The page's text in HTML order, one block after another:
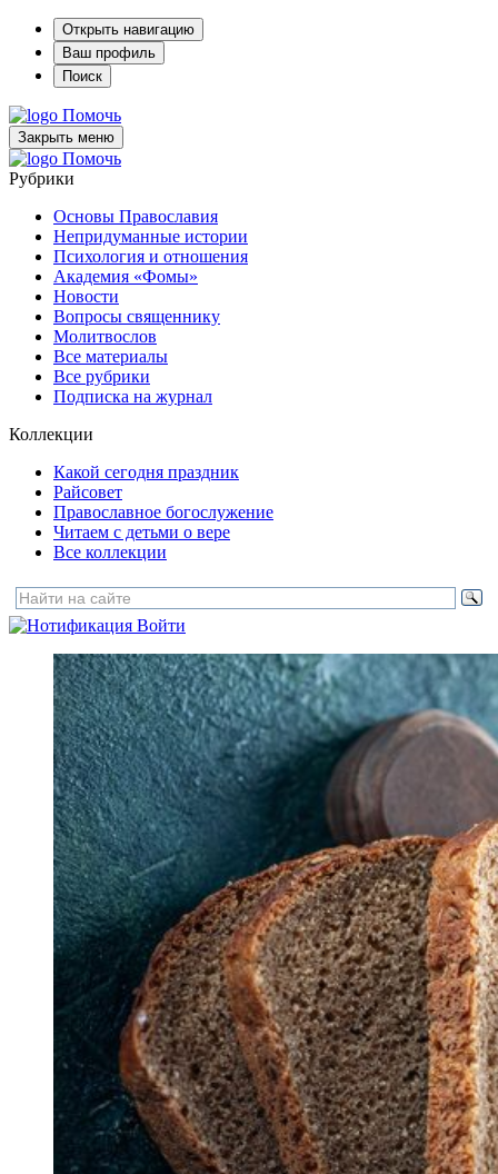
Открыть навигацию
Ваш профиль
Поиск
Помочь
Закрыть меню
Помочь
Рубрики
Основы Православия
Непридуманные истории
Психология и отношения
Академия «Фомы»
Новости
Вопросы священнику
Молитвослов
Все материалы
Все рубрики
Подписка на журнал
Коллекции
Какой сегодня праздник
Райсовет
Православное богослужение
Читаем с детьми о вере
Все коллекции
Войти